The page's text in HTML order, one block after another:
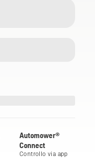
Automower®
Connect
Controllo via app